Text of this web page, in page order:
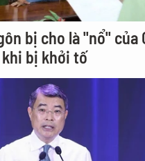
bị cho là "nổ" của
bị khởi tố